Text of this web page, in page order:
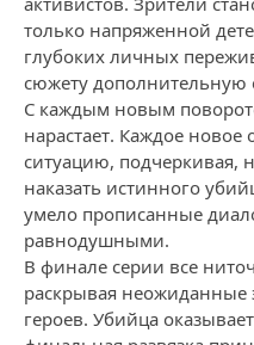
только напряженной
глубоких личных
сюжету дополнительную
С каждым новым
нарастает. Каждое новое
ситуацию, подчеркивая,
наказать истинного
умело прописанные
равнодушными.
В финале серии все
раскрывая
героев. Убийца